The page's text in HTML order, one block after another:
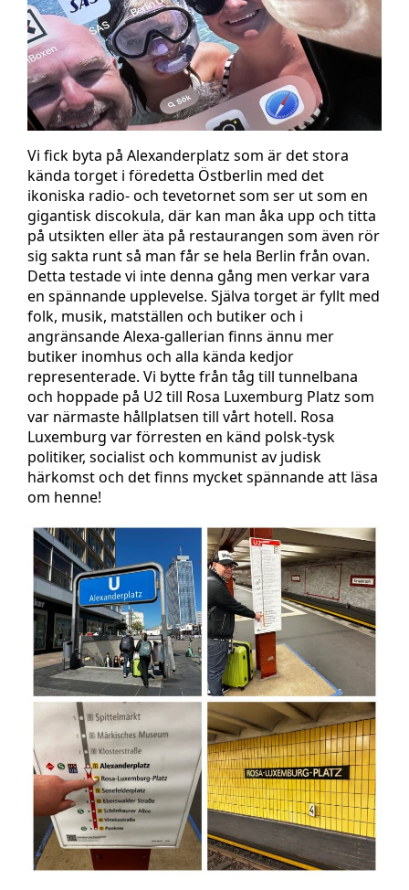
Vi fick byta på Alexanderplatz som är det stora
kända torget i föredetta Östberlin med det
ikoniska radio- och tevetornet som ser ut som en
gigantisk discokula, där kan man åka upp och titta
på utsikten eller äta på restaurangen som även rör
sig sakta runt så man får se hela Berlin från ovan.
Detta testade vi inte denna gång men verkar vara
en spännande upplevelse. Själva torget är fyllt med
folk, musik, matställen och butiker och i
angränsande Alexa-gallerian finns ännu mer
butiker inomhus och alla kända kedjor
representerade. Vi bytte från tåg till tunnelbana
och hoppade på U2 till Rosa Luxemburg Platz som
var närmaste hållplatsen till vårt hotell. Rosa
Luxemburg var förresten en känd polsk-tysk
politiker, socialist och kommunist av judisk
härkomst och det finns mycket spännande att läsa
om henne!